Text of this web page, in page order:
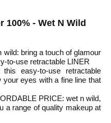
100% - Wet N Wild
bring a touch of glamour
to-use retractable LINER
easy-to-use retractable
your eyes with a fine line that
PRICE: wet n wild,
a range of quality makeup at